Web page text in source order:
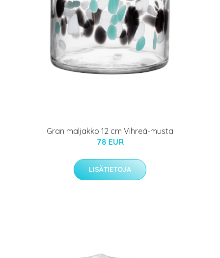
Gran maljakko 12 cm Vihreä-musta
78 EUR
LISÄTIETOJA